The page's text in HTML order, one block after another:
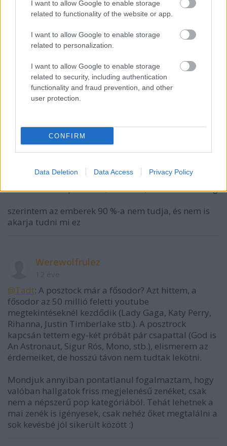
I want to allow Google to enable storage
related to functionality of the website or app.
I want to allow Google to enable storage
related to personalization.
I want to allow Google to enable storage
related to security, including authentication
functionality and fraud prevention, and other
user protection.
CONFIRM
Data Deletion Data Access Privacy Policy
@Werewolfrulez: A mai zenék közt is van igényes, és
nem csak távol a fősodortól :) postrockot kell
hallgatni mert az jó.
A film amúgy elég gyengének tűnik, de van-e bármi
manapság ami a horror berkein belül még üt? Talán
csak mi láttunk már túl sokat. :(
kukilopezromero
: mi az a postrock ?? ez a kifejezés is annyira
hülyén hangzik, ne haragudj
a rock egy lüktető, életvidám valami, és akkor
hozzábiggyesztik ezt a post-ot és ettől úgy hangzik,
mint valami depressziós, szomorú, érthetetlen dolog
szerintem az emberek 90 %-a nem tudja, és nem is
akarja tudni mi ez
Werewolfrulez
@Tadt: A posztock már a fősodor? Azt hittem, a
fősodor az 50 millió feletti youtube
megtekintéseknél kezdődik (Lady Gaga, Katy Perry,
Rihanna, Justin Timberlake stb.). A posztrock
kapcsán tettem egy-két próbát pár csapattal (God is
An Astronaut, Sigur Rós, Mono, stb.), elismerem az
érdemeiket, de hosszú távon nem tudtak lekötni.
Mondjuk annyiban pontatlanul fogalmaztam, hogy
valóban hallgatok friss megjelenésű zenéket, csak
nem a népszerű pop kategóriából. Tehát lehetnek a
mai zenék is igényesek, csak nehéz őket megtalálni a
sok kevésbé jól sikerült között :)